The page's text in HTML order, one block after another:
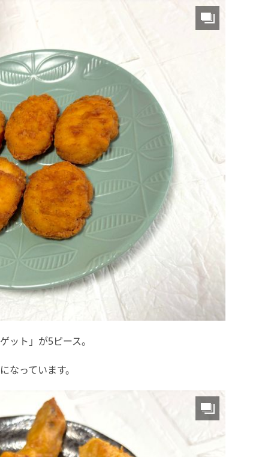
ット」が5ピース。
なっています。